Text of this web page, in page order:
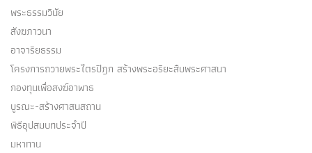
พระธรรมวินัย
สังฆภาวนา
อาจาริยธรรม
โครงการถวายพระไตรปิฎก สร้างพระอริยะสืบพระศาสนา
กองทุนเพื่อสงฆ์อาพาธ
บูรณะ-สร้างศาสนสถาน
พิธีอุปสมบทประจำปี
มหาทาน